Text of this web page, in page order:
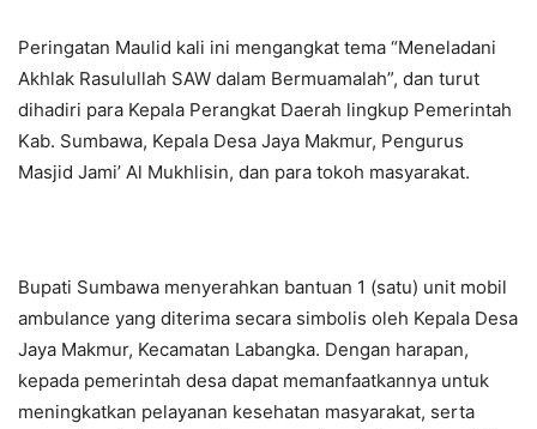
Peringatan Maulid kali ini mengangkat tema “Meneladani
Akhlak Rasulullah SAW dalam Bermuamalah”, dan turut
dihadiri para Kepala Perangkat Daerah lingkup Pemerintah
Kab. Sumbawa, Kepala Desa Jaya Makmur, Pengurus
Masjid Jami’ Al Mukhlisin, dan para tokoh masyarakat.
Bupati Sumbawa menyerahkan bantuan 1 (satu) unit mobil
ambulance yang diterima secara simbolis oleh Kepala Desa
Jaya Makmur, Kecamatan Labangka. Dengan harapan,
kepada pemerintah desa dapat memanfaatkannya untuk
meningkatkan pelayanan kesehatan masyarakat, serta